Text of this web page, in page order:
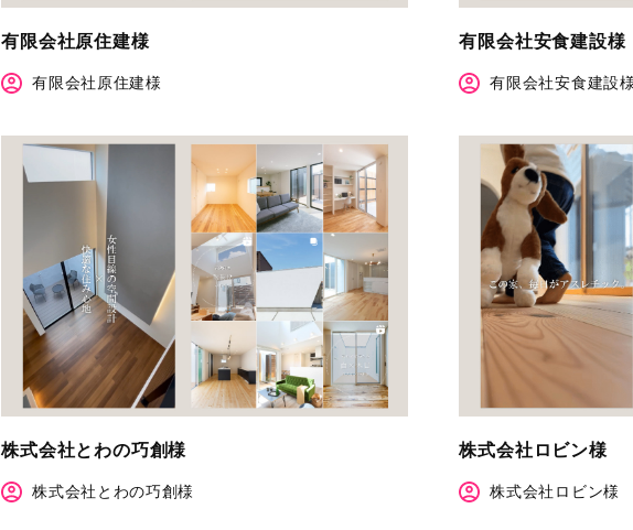
有限会社原住建様
有限会社原住建様
有限会社安食建設様
有限会社安食建設様
株式会社とわの巧創様
株式会社とわの巧創様
株式会社ロビン様
株式会社ロビン様